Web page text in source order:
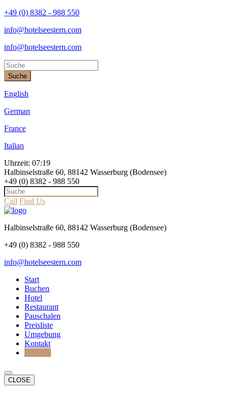
+49 (0) 8382 - 988 550
info@hotelseestern.com
info@hotelseestern.com
Suche
English
German
France
Italian
Uhrzeit: 07:19
Halbinselstraße 60, 88142 Wasserburg (Bodensee)
+49 (0) 8382 - 988 550
Call Find Us
Halbinselstraße 60, 88142 Wasserburg (Bodensee)
+49 (0) 8382 - 988 550
info@hotelseestern.com
Start
Buchen
Hotel
Restaurant
Pauschalen
Preisliste
Umgebung
Kontakt
CLOSE